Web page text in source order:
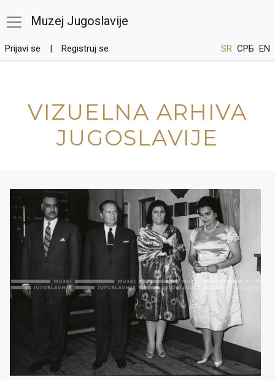
Muzej Jugoslavije
Prijavi se Registruj se SR СРБ EN
VIZUELNA ARHIVA
JUGOSLAVIJE